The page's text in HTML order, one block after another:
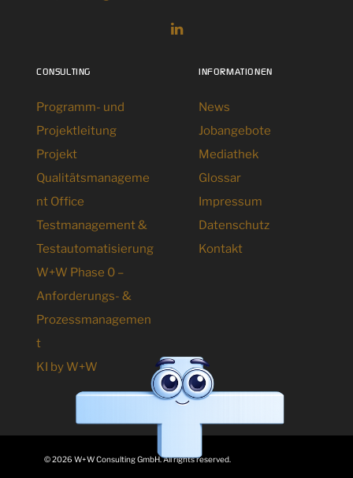
CONSULTING
Programm- und
Projektleitung
Projekt
Qualitätsmanageme
nt Office
Testmanagement &
Testautomatisierung
W+W Phase 0 –
Anforderungs- &
Prozessmanagemen
t
KI by W+W
INFORMATIONEN
News
Jobangebote
Mediathek
Glossar
Impressum
Datenschutz
Kontakt
© 2026 W+W Consulting GmbH. All rights reserved.